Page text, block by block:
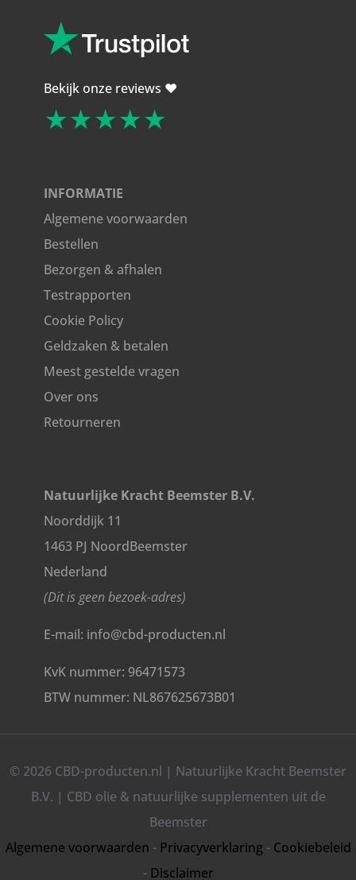
Bekijk onze reviews ❤️
★★★★★
INFORMATIE
Algemene voorwaarden
Bestellen
Bezorgen & afhalen
Testrapporten
Cookie Policy
Geldzaken & betalen
Meest gestelde vragen
Over ons
Retourneren
Natuurlijke Kracht Beemster B.V.
Noorddijk 11
1463 PJ NoordBeemster
Nederland
(Dit is geen bezoek-adres)
E-mail: info@cbd-producten.nl
KvK nummer: 96471573
BTW nummer: NL867625673B01
© 2026 CBD-producten.nl | Natuurlijke Kracht Beemster
B.V. | CBD olie & natuurlijke supplementen uit de
Beemster
Algemene voorwaarden - Privacyverklaring - Cookiebeleid
- Disclaimer